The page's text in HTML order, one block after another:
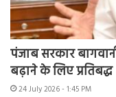
पंजाब सरकार
बढ़ाने के लिए प्रतिबद्ध
24 July 2026 - 1:45 PM